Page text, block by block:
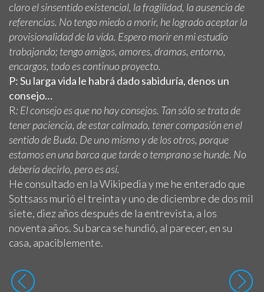
claro el sinsentido existencial, la fragilidad, la ausencia de
referencias. No tengo miedo a morir, he logrado aceptar la
provisionalidad de la vida. Espero morir en mi estudio
trabajando; tengo amigos, amores, dramas, entorno,
encargos, todo es continuo proyecto.
P: Su larga vida le habrá dado sabiduría, denos un
consejo…
R: El consejo es que no hay consejos. Tan sólo se trata de
tener paciencia, de estar calmado, tener compasión en el
sentido de Buda. De uno mismo y de los otros, porque
estamos en una barca que tarde o temprano se hunde. No
debería decirlo, pero es así.
He consultado en la Wikipedia y me he enterado que
Sottsass murió el treinta y uno de diciembre de dos mil
siete, diez años después de la entrevista, a los
noventa años. Su barca se hundió, al parecer, en su
casa, apaciblemente.